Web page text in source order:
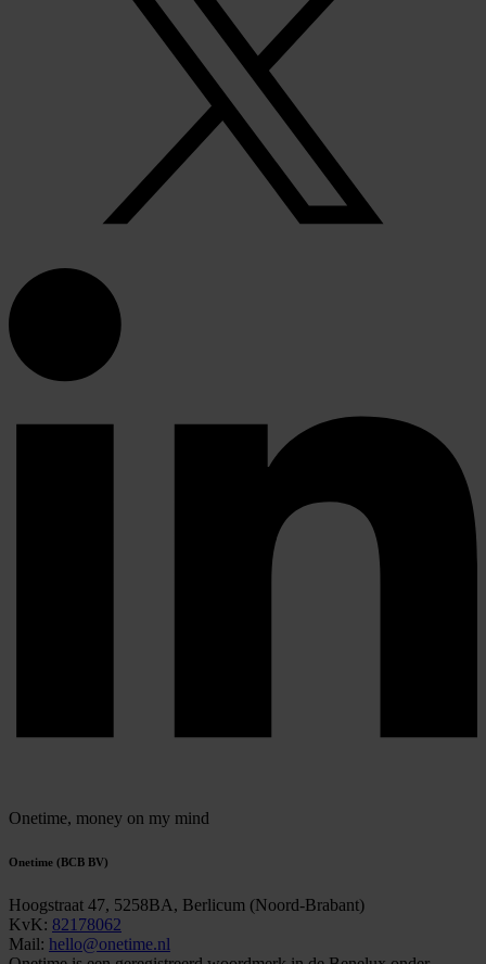
Onetime, money on my mind
Onetime (BCB BV)
Hoogstraat 47, 5258BA, Berlicum (Noord-Brabant)
KvK: 82178062
Mail: hello@onetime.nl